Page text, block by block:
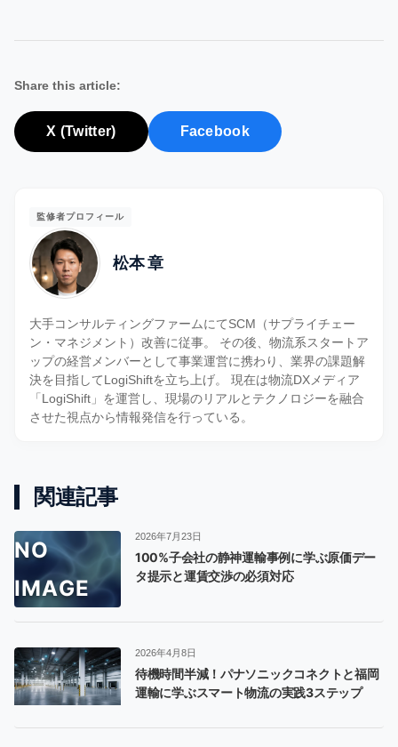
Share this article:
X (Twitter) Facebook
監修者プロフィール
松本 章
大手コンサルティングファームにてSCM（サプライチェー
ン・マネジメント）改善に従事。 その後、物流系スタートア
ップの経営メンバーとして事業運営に携わり、業界の課題解
決を目指してLogiShiftを立ち上げ。 現在は物流DXメディア
「LogiShift」を運営し、現場のリアルとテクノロジーを融合
させた視点から情報発信を行っている。
関連記事
2026年7月23日
100%子会社の静神運輸事例に学ぶ原価デー
タ提示と運賃交渉の必須対応
2026年4月8日
待機時間半減！パナソニックコネクトと福岡
運輸に学ぶスマート物流の実践3ステップ